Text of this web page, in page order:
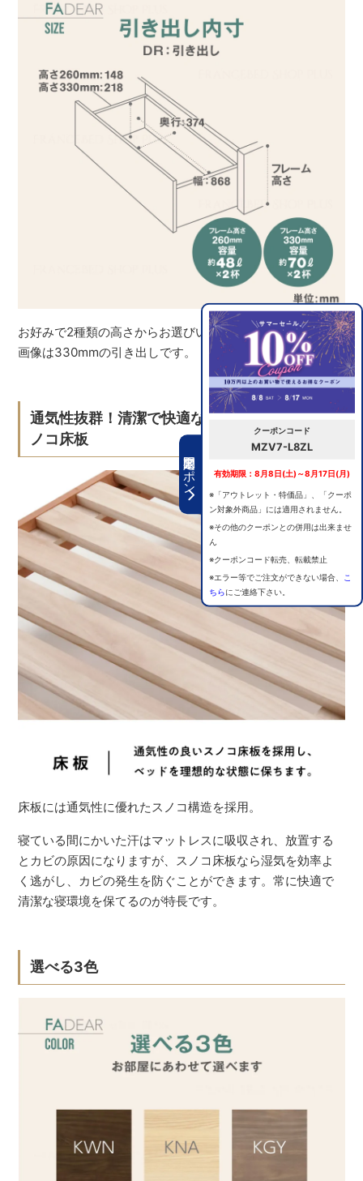
期間限定クーポン
クーポンコード
MZV7-L8ZL
有効期限：8月8日(土)～8月17日(月)
※「アウトレット・特価品」、「クーポ
ン対象外商品」には適用されません。
※その他のクーポンとの併用は出来ませ
ん
※クーポンコード転売、転載禁止
※エラー等でご注文ができない場合、
こ
ちらにご連絡下さい。
お好みで2種類の高さからお選びいただけます。※イメージ
画像は330mmの引き出しです。
通気性抜群！清潔で快適な睡眠環境を保つス
ノコ床板
床板には通気性に優れたスノコ構造を採用。
寝ている間にかいた汗はマットレスに吸収され、放置する
とカビの原因になりますが、スノコ床板なら湿気を効率よ
く逃がし、カビの発生を防ぐことができます。常に快適で
清潔な寝環境を保てるのが特長です。
選べる3色